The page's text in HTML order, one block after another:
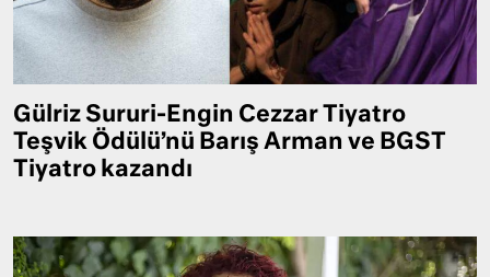
Gülriz Sururi-Engin Cezzar Tiyatro
Teşvik Ödülü’nü Barış Arman ve BGST
Tiyatro kazandı